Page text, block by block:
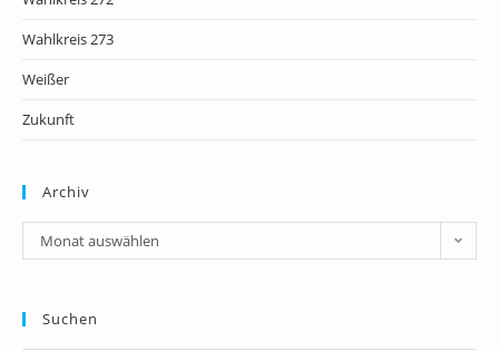
Wahlkreis 273
Weißer
Zukunft
Archiv
Archiv
Monat auswählen
Suchen